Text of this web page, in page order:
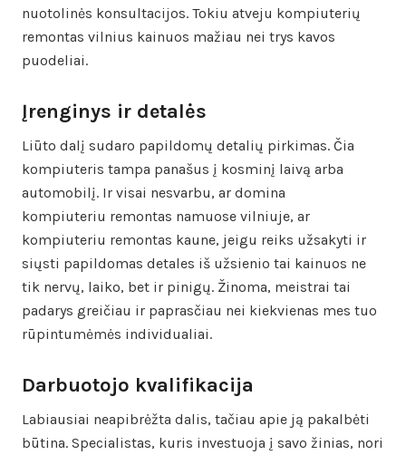
nuotolinės konsultacijos. Tokiu atveju kompiuterių
remontas vilnius kainuos mažiau nei trys kavos
puodeliai.
Įrenginys ir detalės
Liūto dalį sudaro papildomų detalių pirkimas. Čia
kompiuteris tampa panašus į kosminį laivą arba
automobilį. Ir visai nesvarbu, ar domina
kompiuteriu remontas namuose vilniuje, ar
kompiuteriu remontas kaune, jeigu reiks užsakyti ir
siųsti papildomas detales iš užsienio tai kainuos ne
tik nervų, laiko, bet ir pinigų. Žinoma, meistrai tai
padarys greičiau ir paprasčiau nei kiekvienas mes tuo
rūpintumėmės individualiai.
Darbuotojo kvalifikacija
Labiausiai neapibrėžta dalis, tačiau apie ją pakalbėti
būtina. Specialistas, kuris investuoja į savo žinias, nori